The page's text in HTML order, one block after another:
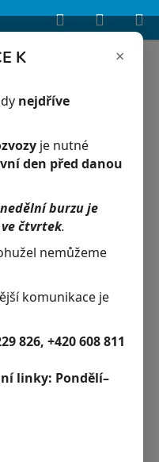
×
K
nejdříve
je nutné
den před danou
burzu je
čtvrtek.
nemůžeme
komunikace je
826, +420 608 811
linky: Pondělí–
je orientační a může se
v reálném čase.
Hledat
KOŠÍK
pro normální i